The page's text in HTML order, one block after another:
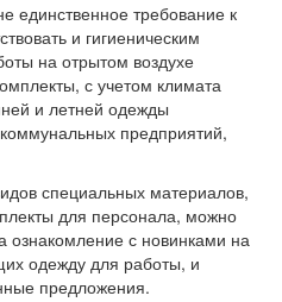
единственное требование к
и гигиеническим
на отрытом воздухе
с учетом климата
и летней одежды
предприятий,
специальных материалов,
для персонала, можно
ознакомление с новинками на
одежду для работы, и
предложения.